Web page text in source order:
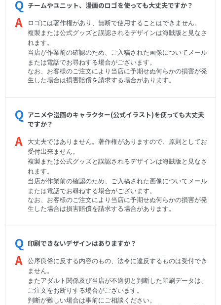
チームやユニット、漫画のロゴを使っても大丈夫ですか？
ロゴには著作権があり、無断で使用することはできません。
複製または公式グッズと誤認されるデザインは海賊版と見なさ
れます。
当店が作業前の確認のため、ご入稿された画像についてメール
または電話でお尋ねする場合がございます。
なお、お客様のご注文により当店に予期せぬ何らかの損害が発
生した場合は損害賠償を請求する場合があります。
アニメや漫画のキャラクター(公式イラスト)を使っても大丈夫
ですか？
大丈夫ではありません。著作権がありますので、原則としてお
受付出来ません。
複製または公式グッズと誤認されるデザインは海賊版と見なさ
れます。
当店が作業前の確認のため、ご入稿された画像についてメール
または電話でお尋ねする場合がございます。
なお、お客様のご注文により当店に予期せぬ何らかの損害が発
生した場合は損害賠償を請求する場合があります。
印刷できないデザインはありますか？
公序良俗に反する内容のもの、法令に違反するものは受付でき
ません。
またアダルト関係及び当店が不適切と判断した印刷データは、
ご注文をお断りする場合がございます。
判断が難しい場合は事前にご相談ください。